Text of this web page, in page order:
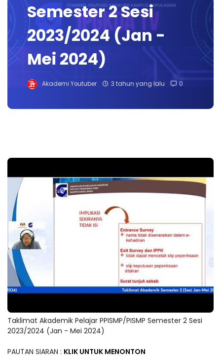
Semester 2 Sesi
2023/2024 (Jan -
Mei 2024)
Akademi Youtuber 3 tahun yang lalu 0
Taklimat Akademik Pelajar PPISMP/PISMP Semester 2 Sesi
2023/2024 (Jan - Mei 2024)
PAUTAN SIARAN : KLIK UNTUK MENONTON